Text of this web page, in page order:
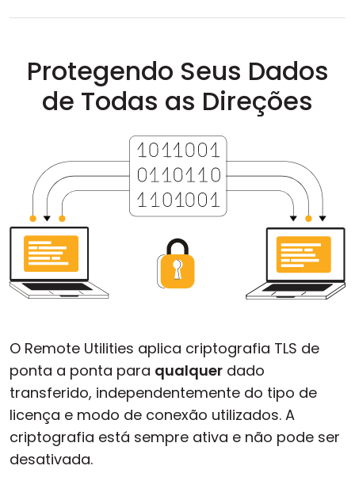
Protegendo Seus Dados
de Todas as Direções
O Remote Utilities aplica criptografia TLS de
ponta a ponta para qualquer dado
transferido, independentemente do tipo de
licença e modo de conexão utilizados. A
criptografia está sempre ativa e não pode ser
desativada.